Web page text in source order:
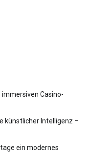
Casino-
künstlicher Intelligenz –
ein modernes